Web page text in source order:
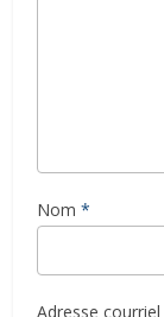
Nom *
Adresse courriel